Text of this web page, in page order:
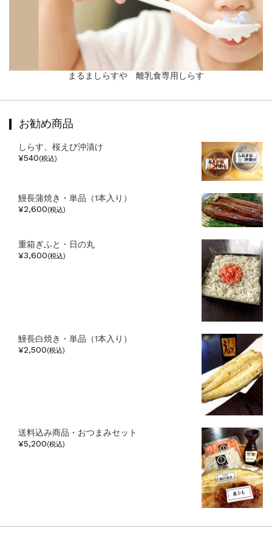
まるましらすや 離乳食専用しらす
お勧め商品
しらす、桜えび沖漬け
¥540(税込)
鰻長蒲焼き・単品（1本入り）
¥2,600(税込)
重箱ぎふと・日の丸
¥3,600(税込)
鰻長白焼き・単品（1本入り）
¥2,500(税込)
送料込み商品・おつまみセット
¥5,200(税込)